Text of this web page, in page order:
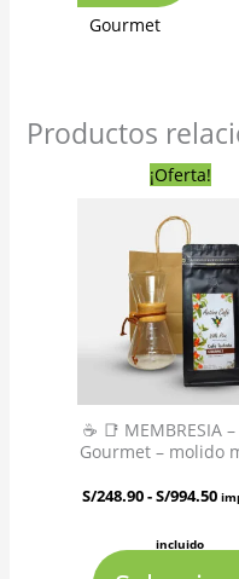
Gourmet
Productos
¡Oferta!
☕ 📑 MEMBRESIA
Gourmet – molido
S/248.90-S/994.50
S/
incluido